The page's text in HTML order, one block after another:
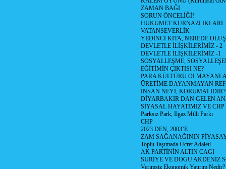
ZAMAN BAĞI
SORUN ÖNCELİĞİ!
HÜKÜMET KURNAZLIKLARI
VATANSEVERLİK
YEDİNCİ KITA, NEREDE
DEVLETLE İLİŞKİLERİMİZ - 2
DEVLETLE İLİŞKİLERİMİZ -1
SOSYALLEŞME,
EĞİTİMİN ÇIKTISI NE?
PARA KÜLTÜRÜ
ÜRETİME DAYANMAYAN
İNSAN NEYİ, KORUMALIDIR?
DİYARBAKIR DAN GELEN
SİYASAL HAYATIMIZ VE CHP
Parksız Park, Ilgaz Milli Parkı
CHP
2023 DEN, 2003’E
ZAM SAĞANAĞININ
Toplu Taşımada Ücret Adaleti
AK PARTİNİN ALTIN CAGI
SURİYE VE DOGU AKDENİZ
Verimsiz Ekonomik Yatırım Nedir?